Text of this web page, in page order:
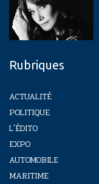
Rubriques
ACTUALITÉ
POLITIQUE
L'ÉDITO
EXPO
AUTOMOBILE
MARITIME